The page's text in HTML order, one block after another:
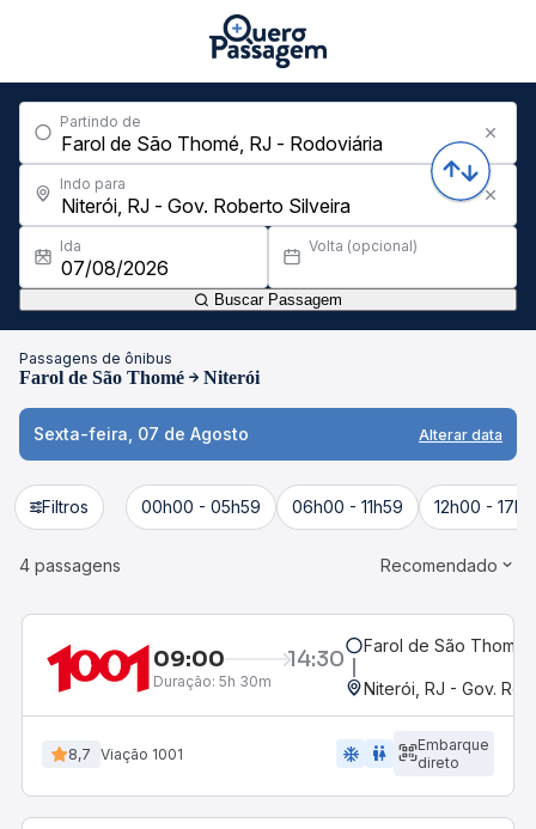
Partindo de
Indo para
Ida Volta (opcional)
Buscar Passagem
Passagens de ônibus
Farol de São Thomé Niterói
Sexta-feira, 07 de Agosto Alterar data
Filtros 00h00 - 05h59 06h00 - 11h59 12h00 -
4 passagens Recomendado
09:00 14:30
Duração: 5h 30m
Farol de São
Niterói, RJ - Gov.
8,7 Viação 1001 ac_unit wc
Embarque
direto